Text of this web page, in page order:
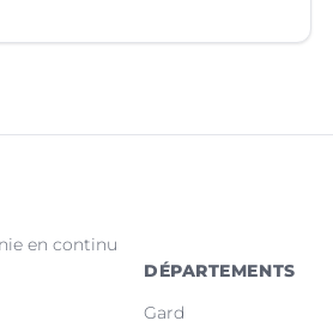
engagés en qualité de
en continu
DÉPARTEMENTS
Gard